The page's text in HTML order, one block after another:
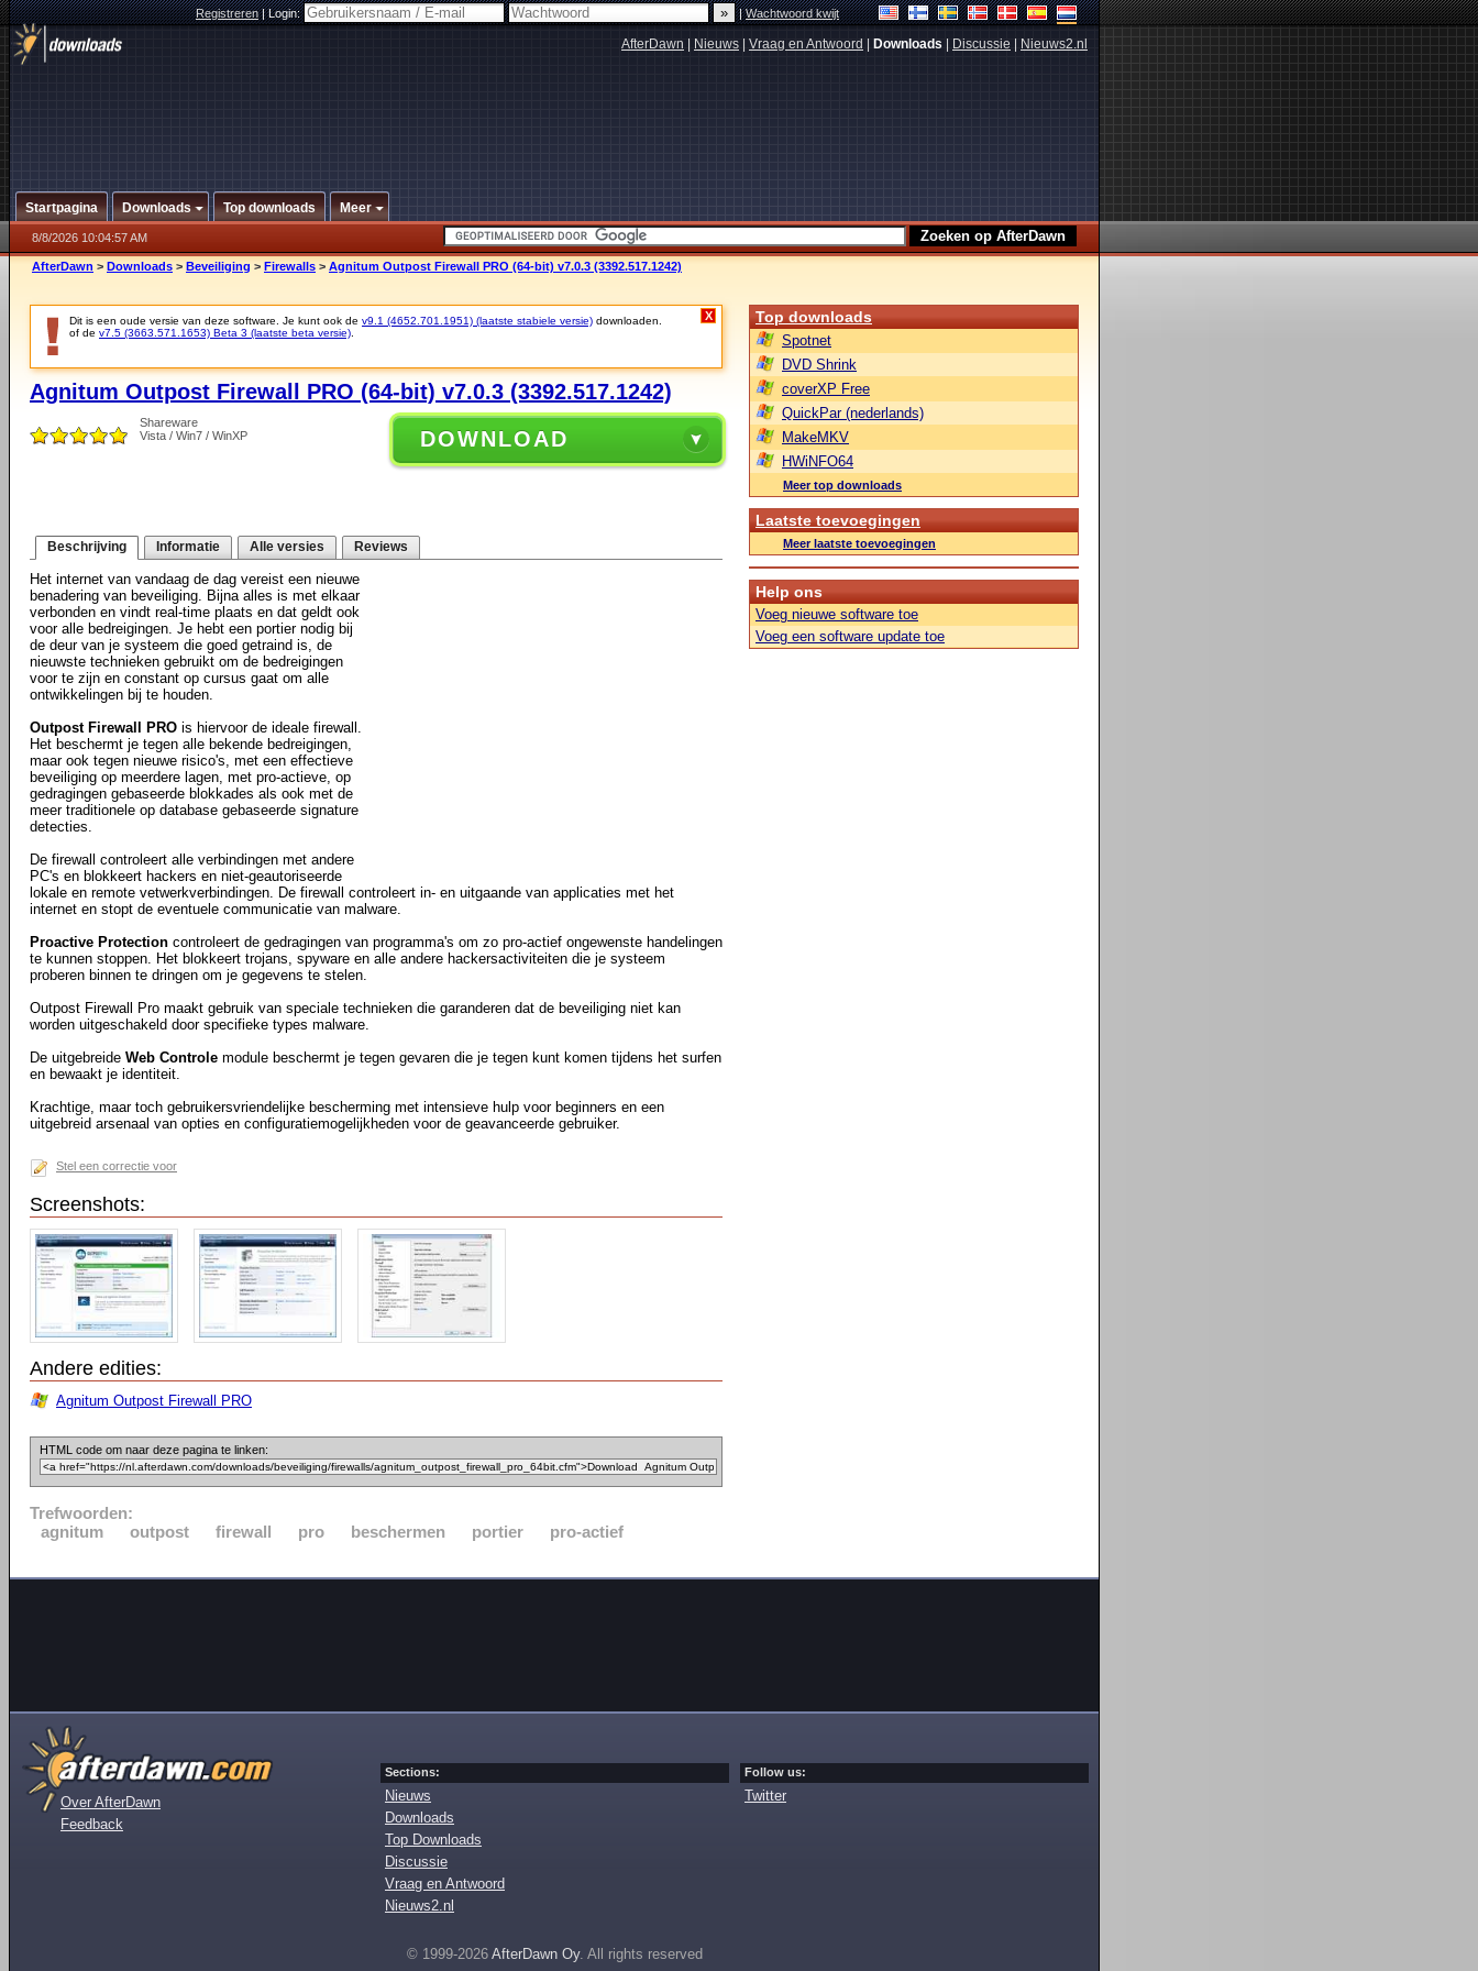
Registreren|Login: |Wachtwoord kwijt
AfterDawn Nieuws Vraag en Antwoord Downloads Discussie Nieuws2.nl
Startpagina Downloads Top downloads Meer
8/8/2026 10:04:57 AM
AfterDawn > Downloads > Beveiliging > Firewalls > Agnitum Outpost Firewall PRO (64-bit) v7.0.3 (3392.517.1242)
Dit is een oude versie van deze software. Je kunt ook de v9.1 (4652.701.1951) (laatste stabiele versie) downloaden.
of de v7.5 (3663.571.1653) Beta 3 (laatste beta versie)
X
Agnitum Outpost Firewall PRO (64-bit) v7.0.3 (3392.517.1242)
Shareware
Vista / Win7 / WinXP
DOWNLOAD
Beschrijving Informatie Alle versies Reviews
Het internet van vandaag de dag vereist een nieuwe
benadering van beveiliging. Bijna alles is met elkaar
verbonden en vindt real-time plaats en dat geldt ook
voor alle bedreigingen. Je hebt een portier nodig bij
de deur van je systeem die goed getraind is, de
nieuwste technieken gebruikt om de bedreigingen
voor te zijn en constant op cursus gaat om alle
ontwikkelingen bij te houden.
Outpost Firewall PRO is hiervoor de ideale firewall.
Het beschermt je tegen alle bekende bedreigingen,
maar ook tegen nieuwe risico's, met een effectieve
beveiliging op meerdere lagen, met pro-actieve, op
gedragingen gebaseerde blokkades als ook met de
meer traditionele op database gebaseerde signature
detecties.
De firewall controleert alle verbindingen met andere
PC's en blokkeert hackers en niet-geautoriseerde
lokale en remote vetwerkverbindingen. De firewall controleert in- en uitgaande van applicaties met het
internet en stopt de eventuele communicatie van malware.
Proactive Protection controleert de gedragingen van programma's om zo pro-actief ongewenste handelingen
te kunnen stoppen. Het blokkeert trojans, spyware en alle andere hackersactiviteiten die je systeem
proberen binnen te dringen om je gegevens te stelen.
Outpost Firewall Pro maakt gebruik van speciale technieken die garanderen dat de beveiliging niet kan
worden uitgeschakeld door specifieke types malware.
De uitgebreide Web Controle module beschermt je tegen gevaren die je tegen kunt komen tijdens het surfen
en bewaakt je identiteit.
Krachtige, maar toch gebruikersvriendelijke bescherming met intensieve hulp voor beginners en een
uitgebreid arsenaal van opties en configuratiemogelijkheden voor de geavanceerde gebruiker.
Stel een correctie voor
Screenshots:
Andere edities:
Agnitum Outpost Firewall PRO
HTML code om naar deze pagina te linken:
Trefwoorden:
agnitum
outpost firewall pro beschermen portier pro-actief
Top downloads
Spotnet
DVD Shrink
coverXP Free
QuickPar (nederlands)
MakeMKV
HWiNFO64
Meer top downloads
Laatste toevoegingen
Meer laatste toevoegingen
Help ons
Voeg nieuwe software toe
Voeg een software update toe
Over AfterDawn
Feedback
Sections:
Nieuws
Downloads
Top Downloads
Discussie
Vraag en Antwoord
Nieuws2.nl
Follow us:
Twitter
© 1999-2026 AfterDawn Oy. All rights reserved